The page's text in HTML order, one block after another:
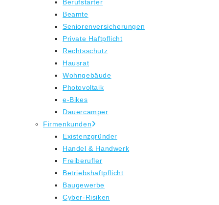
Berufstarter
Beamte
Seniorenversicherungen
Private Haftpflicht
Rechtsschutz
Hausrat
Wohngebäude
Photovoltaik
e-Bikes
Dauercamper
Firmenkunden
Existenzgründer
Handel & Handwerk
Freiberufler
Betriebshaftpflicht
Baugewerbe
Cyber-Risiken